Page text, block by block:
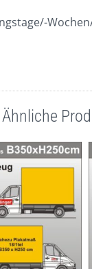
Ähnliche